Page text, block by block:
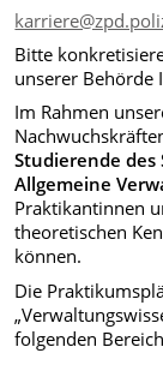
Bitte
unserer Behörde
Im Rahmen
Studierende des
Allgemeine
Praktikantinnen
theoretischen
können.
Die
folgenden